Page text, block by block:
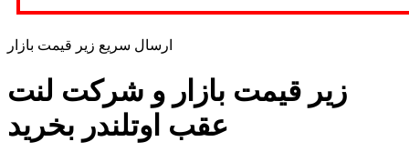
ارسال سریع زیر قیمت بازار
زیر قیمت بازار و شرکت لنت
عقب اوتلندر بخرید